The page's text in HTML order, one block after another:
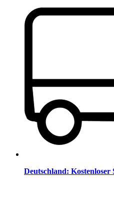
Deutschland: Kostenloser